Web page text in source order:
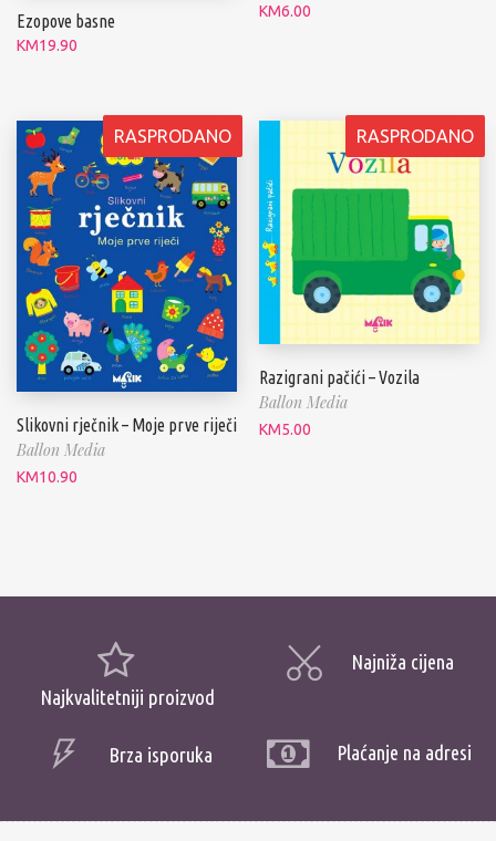
Ezopove basne
KM19.90
KM6.00
RASPRODANO
Slikovni rječnik – Moje prve riječi
Ballon Media
KM10.90
RASPRODANO
Razigrani pačići – Vozila
Ballon Media
KM5.00
Najkvalitetniji proizvod
Najniža cijena
Brza isporuka Plaćanje na adresi